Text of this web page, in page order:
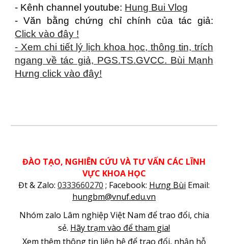
- Kênh channel youtube: Hung Bui Vlog
- Văn bằng chứng chỉ chính của tác giả:
Click vào đây !
- Xem chi tiết lý lịch khoa học, thông tin, trích
ngang về tác giả, PGS.TS.GVCC. Bùi Mạnh
Hưng click vào đây!
ĐÀO TẠO, NGHIÊN CỨU VÀ TƯ VẤN CÁC LĨNH
VỰC KHOA HỌC
Đt & Zalo: 0333660270 ; Facebook: Hưng Bùi Email:
hungbm@vnuf.edu.vn
Nhóm zalo Lâm nghiệp Việt Nam để trao đổi, chia
sẻ. Hãy trạm vào để tham gia!
Xem thêm thông tin liên hệ để trao đổi, nhận hỗ